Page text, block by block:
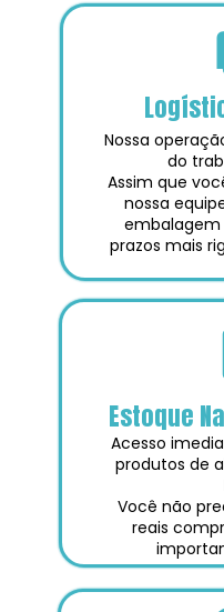
Estoque
Nossa
do
Assim que
nossa
embalagem
prazos mais
Acesso
produtos de
Você não
reais